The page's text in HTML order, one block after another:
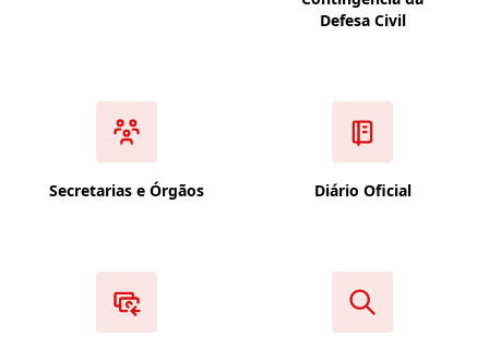
Defesa Civil
Secretarias e Órgãos Diário Oficial